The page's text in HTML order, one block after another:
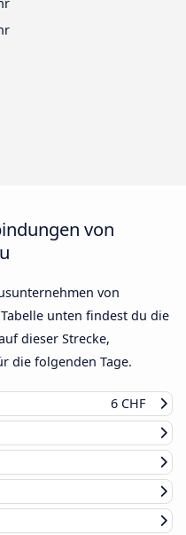
von
von
unten findest du die
dieser Strecke,
die folgenden Tage.
6 CHF